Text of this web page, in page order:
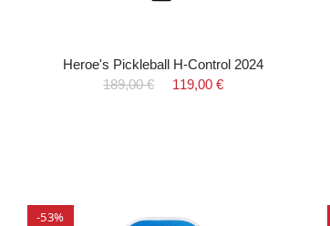
Heroe's Pickleball H-Control 2024
189,00 €
119,00 €
-53%